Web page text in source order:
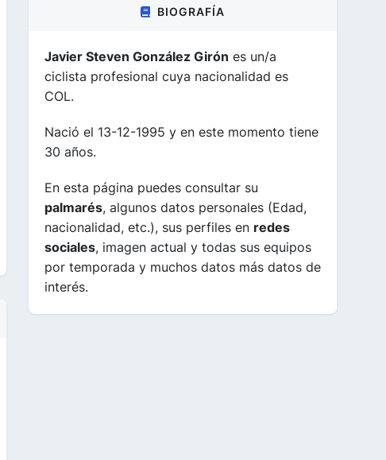
BIOGRAFÍA
Javier Steven González Girón es un/a
ciclista profesional cuya nacionalidad es
COL.
Nació el 13-12-1995 y en este momento tiene
30 años.
En esta página puedes consultar su
palmarés, algunos datos personales (Edad,
nacionalidad, etc.), sus perfiles en redes
sociales, imagen actual y todas sus equipos
por temporada y muchos datos más datos de
interés.